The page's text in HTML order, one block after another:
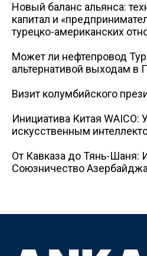
Новый баланс альянса:
капитал и
турецко-американских
Может ли нефтепровод
альтернативой выходам в
Визит колумбийского
Инициатива Китая WAICO:
искусственным
От Кавказа до Тянь-Шаня:
Союзничество